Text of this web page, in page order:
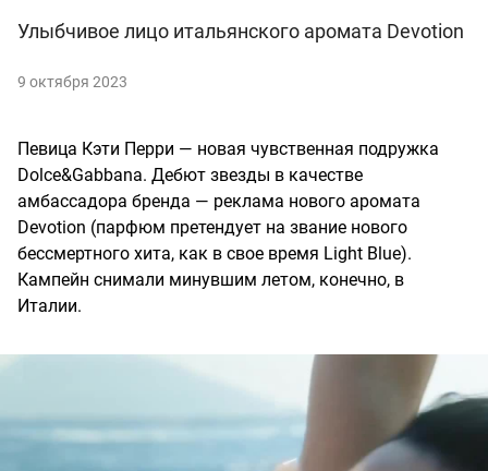
Улыбчивое лицо итальянского аромата Devotion
9 октября 2023
Певица Кэти Перри — новая чувственная подружка
Dolce&Gabbana. Дебют звезды в качестве
амбассадора бренда — реклама нового аромата
Devotion (парфюм претендует на звание нового
бессмертного хита, как в свое время Light Blue).
Кампейн снимали минувшим летом, конечно, в
Италии.